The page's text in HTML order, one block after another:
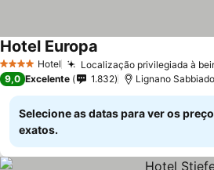
4 EstrelasHotel Localização privilegiada à
Hotel Europa
9,0 Excelente 1.832 Lignano
Selecione as datas para ver os
exatos.